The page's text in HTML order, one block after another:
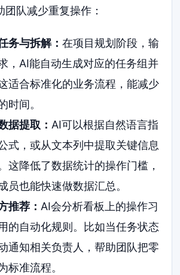
队减少重复操作：
务与拆解： 在项目规划阶段，输
，AI能自动生成对应的任务组并
适合标准化的业务流程，能减少
时间。
据提取： AI可以根据自然语言指
式，或从文本列中提取关键信息
这降低了数据统计的操作门槛，
员也能快速做数据汇总。
推荐： AI会分析看板上的操作习
的自动化规则。比如当任务状态
通知相关负责人，帮助团队把零
标准流程。